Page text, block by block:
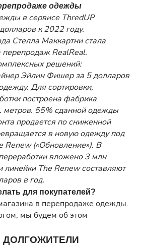
одежды
в сервисе ThredUP
к 2022 году.
Стелла Маккартни стала
перепродаж RealReal.
решений:
Эйлин Фишер за 5 долларов
Для сортировки,
построена фабрика
55% сданной одежды
продается по сниженной
в новую одежду под
(«Обновление»). В
вложено 3 млн
The Renew составляют
в год.
для покупателей?
в перепродаже одежды.
мы будем об этом
ДОЛГОЖИТЕЛИ